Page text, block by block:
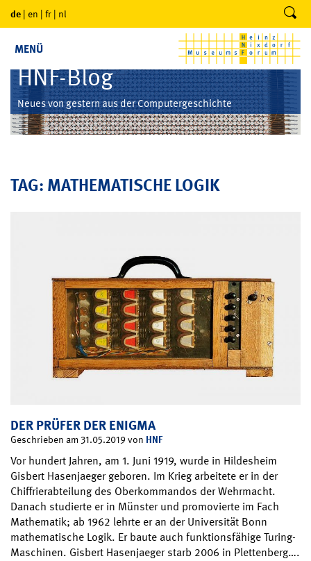
de | en | fr | nl
MENÜ
HNF-Blog
Neues von gestern aus der Computergeschichte
TAG: MATHEMATISCHE LOGIK
DER PRÜFER DER ENIGMA
Geschrieben am 31.05.2019 von HNF
Vor hundert Jahren, am 1. Juni 1919, wurde in Hildesheim
Gisbert Hasenjaeger geboren. Im Krieg arbeitete er in der
Chiffrierabteilung des Oberkommandos der Wehrmacht.
Danach studierte er in Münster und promovierte im Fach
Mathematik; ab 1962 lehrte er an der Universität Bonn
mathematische Logik. Er baute auch funktionsfähige Turing-
Maschinen. Gisbert Hasenjaeger starb 2006 in Plettenberg….